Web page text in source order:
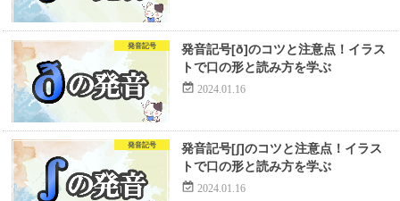
発音記号
発音記号[ð]のコツと注意点！イラス
トで口の形と読み方を学ぶ
2024.01.16
発音記号
発音記号[ʃ]のコツと注意点！イラス
トで口の形と読み方を学ぶ
2024.01.16